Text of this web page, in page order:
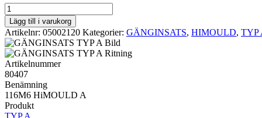
HIMOULD
TYP
A
116M6
HiMOULD
A
mängd
Lägg till i varukorg
Artikelnr: 05002120 Kategorier: GÄNGINSATS, HIMOULD, TYP
Artikelnummer
80407
Benämning
116M6 HiMOULD A
Produkt
TYP A